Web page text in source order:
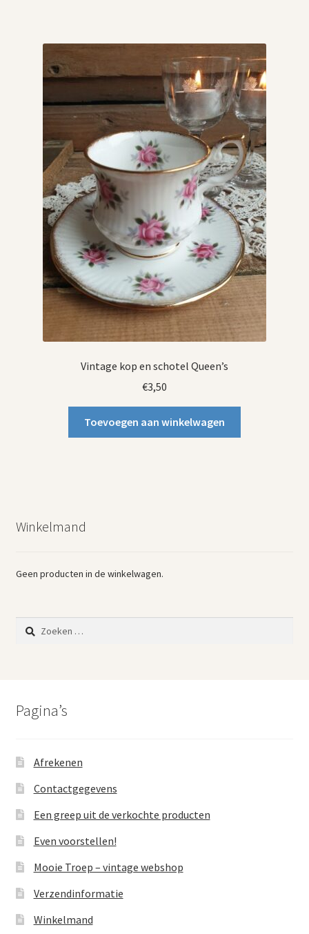
Vintage kop en schotel Queen’s
€3,50
Toevoegen aan winkelwagen
Winkelmand
Geen producten in de winkelwagen.
Zoeken
naar:
Pagina’s
Afrekenen
Contactgegevens
Een greep uit de verkochte producten
Even voorstellen!
Mooie Troep – vintage webshop
Verzendinformatie
Winkelmand